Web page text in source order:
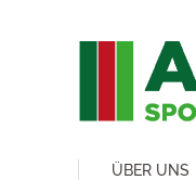
ÜBER UNS